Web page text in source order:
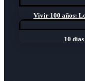
Vivir 100 años:
10